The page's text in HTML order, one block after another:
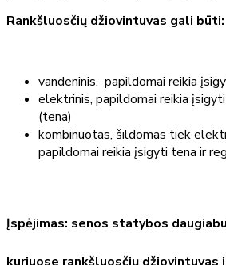
Rankšluosčių džiovintuvas gali būti:
vandeninis, papildomai reikia
elektrinis, papildomai reikia
(tena)
kombinuotas, šildomas tiek
papildomai reikia įsigyti tena ir
Įspėjimas: senos statybos